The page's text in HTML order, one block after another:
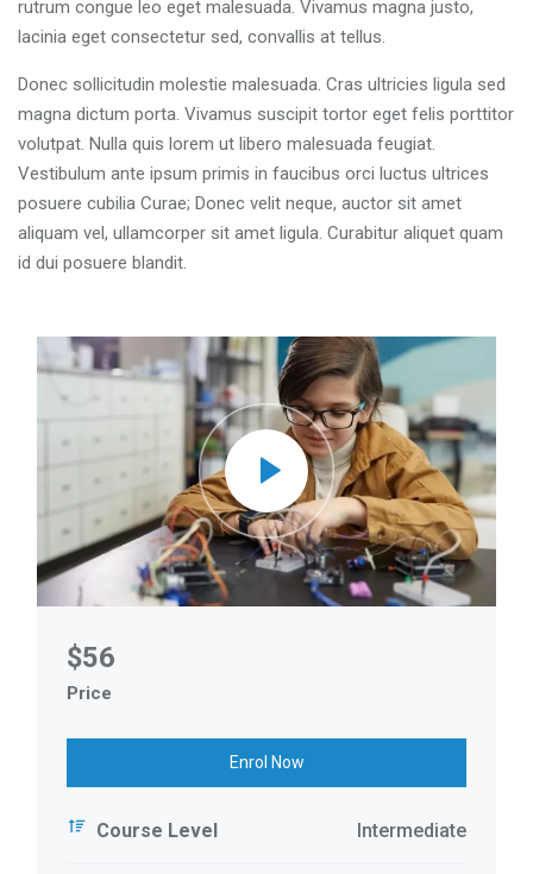
rutrum congue leo eget malesuada. Vivamus magna justo,
lacinia eget consectetur sed, convallis at tellus.
Donec sollicitudin molestie malesuada. Cras ultricies ligula sed
magna dictum porta. Vivamus suscipit tortor eget felis porttitor
volutpat. Nulla quis lorem ut libero malesuada feugiat.
Vestibulum ante ipsum primis in faucibus orci luctus ultrices
posuere cubilia Curae; Donec velit neque, auctor sit amet
aliquam vel, ullamcorper sit amet ligula. Curabitur aliquet quam
id dui posuere blandit.
$56
Price
Enrol Now
Course Level Intermediate